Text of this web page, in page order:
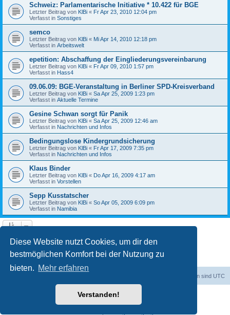
Diese Website nutzt Cookies, um dir den
bestmöglichen Komfort bei der Nutzung zu
bieten. Mehr erfahren
Verstanden!
Schweiz: Parlamentarische Initiative * 10.422 für BGE
Letzter Beitrag von KlBi « Fr Apr 23, 2010 12:04 pm
Verfasst in Sonstiges
semco
Letzter Beitrag von KlBi « Mi Apr 14, 2010 12:18 pm
Verfasst in Arbeitswelt
epetition: Abschaffung der Eingliederungsvereinbarung
Letzter Beitrag von KlBi « Fr Apr 09, 2010 1:57 pm
Verfasst in Hass4
09.06.09: BGE-Veranstaltung in Berliner SPD-Kreisverband
Letzter Beitrag von KlBi « Sa Apr 25, 2009 1:23 pm
Verfasst in Aktuelle Termine
Gesine Schwan sorgt für Panik
Letzter Beitrag von KlBi « Sa Apr 25, 2009 12:46 am
Verfasst in Nachrichten und Infos
Bedingungslose Kindergrundsicherung
Letzter Beitrag von KlBi « Fr Apr 17, 2009 7:35 pm
Verfasst in Nachrichten und Infos
Klaus Binder
Letzter Beitrag von KlBi « Do Apr 16, 2009 4:17 am
Verfasst in Vorstellen
Sepp Kusstatscher
Letzter Beitrag von KlBi « So Apr 05, 2009 6:09 pm
Verfasst in Namibia
Die Suche ergab 103 Treffer 1 2 3
Alle Zeiten sind UTC
Powered byphpBB® Forum Software © phpBB Limited
phpBB.de